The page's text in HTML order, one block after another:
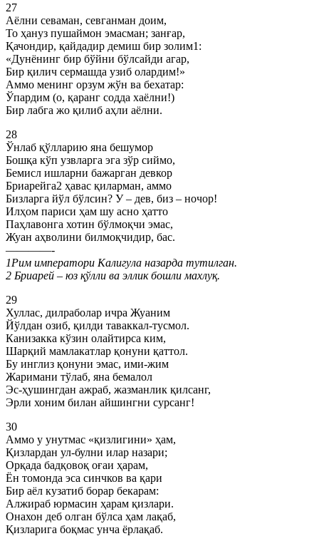
27
Аёлни севаман, севганман доим,
То ҳануз пушаймон эмасман; занғар,
Қачондир, қайдадир демиш бир золим1:
«Дунёнинг бир бўйни бўлсайди агар,
Бир қилич сермашда узиб олардим!»
Аммо менинг орзум жўн ва бехатар:
Ўпардим (о, қаранг содда хаёлни!)
Бир лабга жо қилиб аҳли аёлни.
28
Ўнлаб қўлларию яна бешумор
Бошқа кўп узвларга эга зўр сиймо,
Бемисл ишларни бажарган девкор
Бриарейга2 ҳавас қиларман, аммо
Бизларга йўл бўлсин? У – дев, биз – ночор!
Илҳом париси ҳам шу асно ҳатто
Паҳлавонга хотин бўлмоқчи эмас,
Жуан аҳволини билмоқчидир, бас.
————-
1Рим императори Калигула назарда тутилган.
2 Бриарей – юз қўлли ва эллик бошли махлуқ.
29
Хуллас, дилраболар ичра Жуаним
Йўлдан озиб, қилди таваккал-тусмол.
Канизакка кўзин олайтирса ким,
Шарқий мамлакатлар қонуни қаттол.
Бу инглиз қонуни эмас, ими-жим
Жаримани тўлаб, яна бемалол
Эс-ҳушингдан ажраб, жазманлик қилсанг,
Эрли хоним билан айшингни сурсанг!
30
Аммо у унутмас «қизлигини» ҳам,
Қизлардан ул-булни илар назари;
Орқада бадқовоқ оғаи ҳарам,
Ён томонда эса синчков ва қари
Бир аёл кузатиб борар бекарам:
Алжираб юрмасин ҳарам қизлари.
Онахон деб олган бўлса ҳам лақаб,
Қизларига боқмас унча ёрлақаб.